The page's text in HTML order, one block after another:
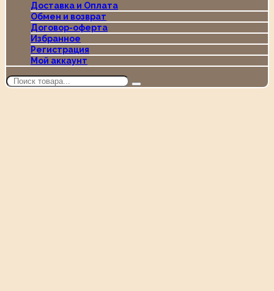
Доставка и Оплата
Обмен и возврат
Договор-оферта
Избранное
Регистрация
Мой аккаунт